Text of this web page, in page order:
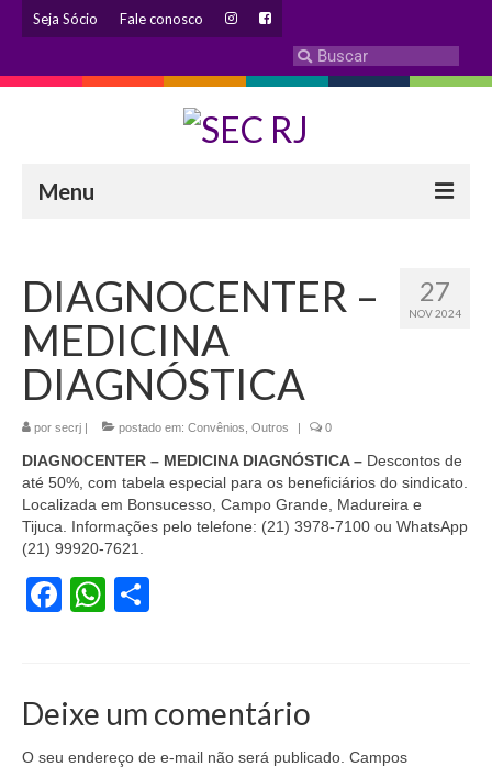
Seja Sócio Fale conosco
Menu
Eleição 2024 – Comissão Eleitoral
Histórico
Diretoria
Estatuto
Atendimentos
Coletivo Margaridas
DENÚNCIAS
Acordos e convenções
Cadastro de empresa
27
NOV 2024
DIAGNOCENTER –
MEDICINA
DIAGNÓSTICA
por secrj | postado em: Convênios Outros | 0
DIAGNOCENTER – MEDICINA DIAGNÓSTICA – Descontos de
até 50%, com tabela especial para os beneficiários do sindicato.
Localizada em Bonsucesso, Campo Grande, Madureira e
Tijuca. Informações pelo telefone: (21) 3978-7100 ou WhatsApp
(21) 99920-7621.
Facebook
WhatsApp
Deixe um comentário
O seu endereço de e-mail não será publicado. Campos